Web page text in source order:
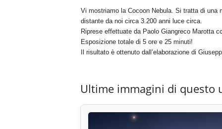
Vi mostriamo la Cocoon Nebula. Si tratta di una
distante da noi circa 3.200 anni luce circa.
Riprese effettuate da Paolo Giangreco Marotta
Esposizione totale di 5 ore e 25 minuti!
Il risultato è ottenuto dall’elaborazione di
Ultime immagini di questo